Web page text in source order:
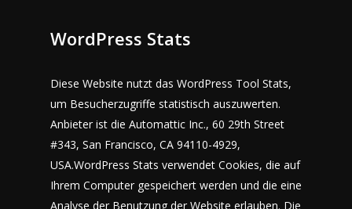
WordPress Stats
Diese Website nutzt das WordPress Tool Stats,
um Besucherzugriffe statistisch auszuwerten.
Anbieter ist die Automattic Inc., 60 29th Street
#343, San Francisco, CA 94110-4929,
USA.WordPress Stats verwendet Cookies, die auf
Ihrem Computer gespeichert werden und die eine
Analyse der Benutzung der Website erlauben. Die